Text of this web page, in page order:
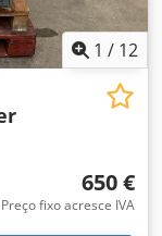
1 / 12
650 €
Preço fixo acresce IVA